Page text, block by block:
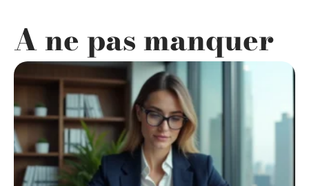
A ne pas manquer